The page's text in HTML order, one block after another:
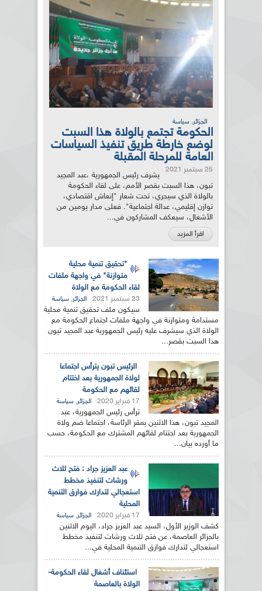
الجزائر, سياسة
الحكومة تجتمع بالولاة هذا السبت
لوضع خارطة طريق تنفيذ السياسات
العامة للمرحلة المقبلة
25 سبتمبر 2021
يشرف رئيس الجمهورية ،عبد المجيد
تبون، هذا السبت بقصر الأمم، على لقاء الحكومة
بالولاة الذي سيجري، تحت شعار "إنعاش اقتصادي،
توازن إقليمي، عدالة اجتماعية". فعلى مدار يومين من
الأشغال، سيعكف المشاركون في...
اقرأ المزيد
"تحقيق تنمية محلية
متوازنة" في واجهة ملفات
لقاء الحكومة مع الولاة
23 سبتمبر 2021 الجزائر, سياسة
سيكون ملف تحقيق تنمية محلية
مستدامة ومتوازنة في واجهة ملفات اجتماع الحكومة مع
الولاة الذي سيشرف عليه رئيس الجمهورية عبد المجيد تبون
هذا السبت بقصر...
الرئيس تبون يترأس اجتماعا
لولاة الجمهورية بعد اختتام
لقائهم مع الحكومة
17 فبراير 2020 الجزائر, سياسة
ترأس رئيس الجمهورية، عبد
المجيد تبون، هذا الاثنين بمقر الرئاسة، اجتماعا ضم ولاة
الجمهورية بعد اختتام لقائهم المشترك مع الحكومة، حسب
ما أورده بيان...
عبد العزيز جراد : فتح ثلاث
ورشات لتنفيذ مخطط
استعجالي لتدارك فوارق التنمية
المحلية
17 فبراير 2020 الجزائر, سياسة
كشف الوزير الأول، السيد عبد العزيز جراد، اليوم الاثنين
بالجزائر العاصمة، عن فتح ثلاث ورشات لتنفيذ مخطط
استعجالي لتدارك فوارق التنمية المحلية في...
استئناف أشغال لقاء الحكومة-
الولاة بالعاصمة